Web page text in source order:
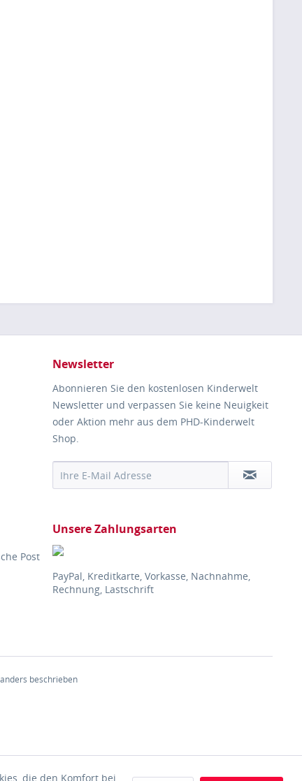
Post
Newsletter
Abonnieren Sie den kostenlosen Kinderwelt
Newsletter und verpassen Sie keine Neuigkeit
oder Aktion mehr aus dem PHD-Kinderwelt
Shop.
Unsere Zahlungsarten
PayPal, Kreditkarte, Vorkasse, Nachnahme,
Rechnung, Lastschrift
beschrieben
die den Komfort bei